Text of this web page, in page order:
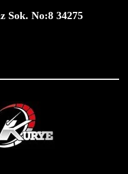
Sok. No:8 34275